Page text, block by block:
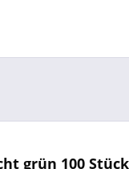
grün 100